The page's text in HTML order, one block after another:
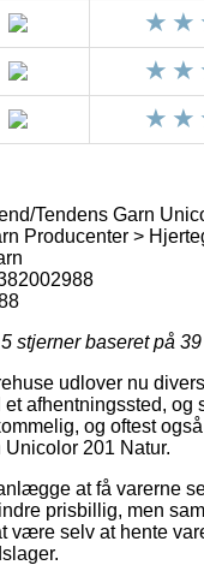
Tendens Garn
Producenter >
stjerner baseret på 39
udlover nu
afhentningssted,
og oftest
Unicolor 201 Natur.
at få varerne
prisbillig, men
være selv at hente